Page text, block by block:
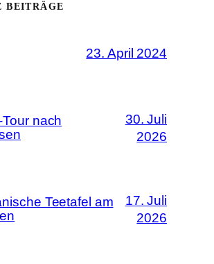
BEITRÄGE
23. April 2024
nach
30. Juli
2026
Teetafel am
17. Juli
2026